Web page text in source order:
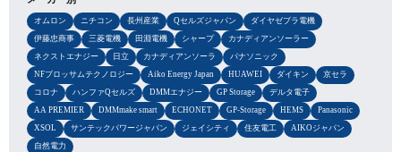
オムロン ニチコン 長州産業 Qセルズジャパン
ダイヤゼブラ電機
伊藤忠商事
三菱電機 田淵電機 シャープ
カナディアンソーラー
ネクストエナジー
日立 カナディアンソーラ
パナソニック
NFブロッサムテクノロジー
Aiko Energy Japan HUAWEI ダイキン
京セラ
コロナ
ハンファQセルズ DMMエナジー GP Storage
デルタ電子
AA PREMIER
DMMmake smart ECHONET GP-Storage HEMS
Panasonic
XSOL
サンテックパワージャパン ジェイシティ 住友電工
AIKOジャパン
自然電力